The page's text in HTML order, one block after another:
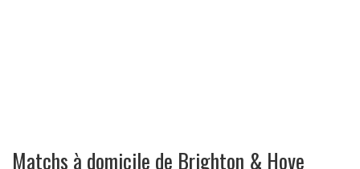
Matchs à domicile de Brighton & Hove